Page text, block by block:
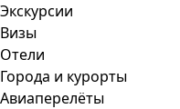
Экскурсии
Визы
Отели
Города и курорты
Авиаперелёты